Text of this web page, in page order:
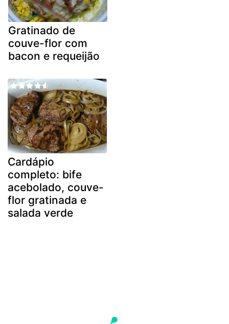
Gratinado de
couve-flor com
bacon e requeijão
Cardápio
completo: bife
acebolado, couve-
flor gratinada e
salada verde